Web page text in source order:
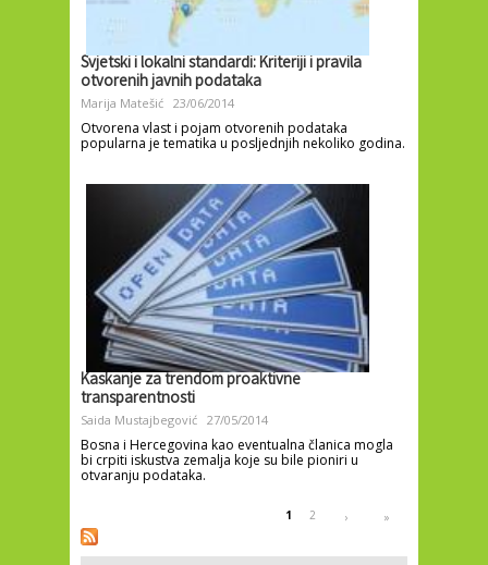
Svjetski i lokalni standardi: Kriteriji i pravila
otvorenih javnih podataka
Marija Matešić 23/06/2014
Otvorena vlast i pojam otvorenih podataka
popularna je tematika u posljednjih nekoliko godina.
Kaskanje za trendom proaktivne
transparentnosti
Saida Mustajbegović 27/05/2014
Bosna i Hercegovina kao eventualna članica mogla
bi crpiti iskustva zemalja koje su bile pioniri u
otvaranju podataka.
Pages 1 2 › »